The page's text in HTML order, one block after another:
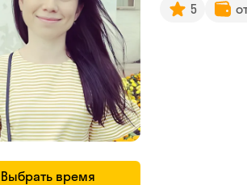
Выбрать время
5